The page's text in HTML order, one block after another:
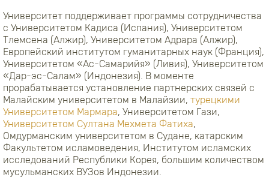
Университет поддерживает программы сотрудничества
с Университетом Кадиса (Испания), Университетом
Тлемсена (Алжир), Университетом Адрара (Алжир),
Европейский институтом гуманитарных наук (Франция),
Университетом «Ас-Самарийя» (Ливия), Университетом
«Дар-эс-Салам» (Индонезия). В моменте
прорабатывается установление партнерских связей с
Малайским университетом в Малайзии, турецкими
Университетом Мармара, Университетом Гази,
Университетом Султана Мехмета Фатиха,
Омдурманским университетом в Судане, катарским
Факультетом исламоведения, Институтом исламских
исследований Республики Корея, большим количеством
мусульманских ВУЗов Индонезии.